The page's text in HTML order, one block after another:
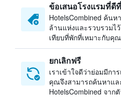
ข้อเสนอโรงแรมที่ดี
HotelsCombined ค้น
ล้านแห่งและรวบรวมไ
เทียบที่พักที่เหมาะกับคุณ
ยกเลิกฟรี
เราเข้าใจดีว่าย่อมมีก
คุณจึงสามารถค้นหาแล
HotelsCombined จา